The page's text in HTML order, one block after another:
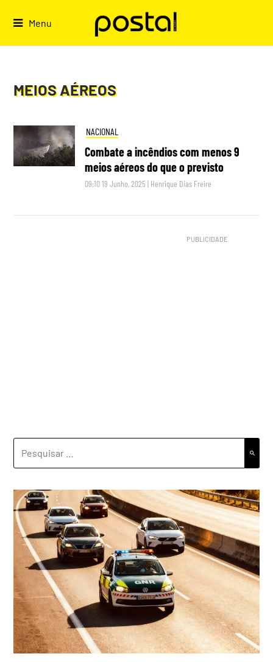
Menu
MEIOS AÉREOS
NACIONAL
Combate a incêndios com menos 9
meios aéreos do que o previsto
09:10 19 Junho, 2025 | Henrique Dias Freire